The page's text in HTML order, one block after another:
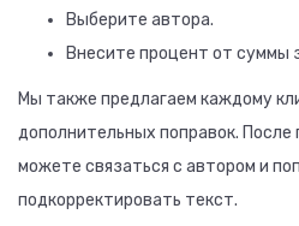
Выберите автора.
Внесите процент от суммы
Мы также предлагаем каждому
дополнительных поправок. После
можете связаться с автором и
подкорректировать текст.